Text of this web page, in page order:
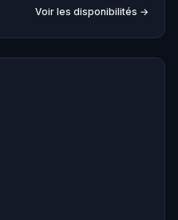
Voir les disponibilités →